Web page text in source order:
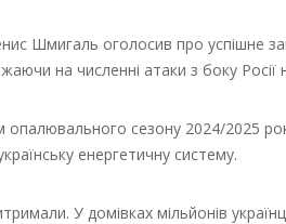
Шмигаль оголосив про успішне
на численні атаки з боку Росії
сезону 2024/2025
енергетичну систему.
У домівках мільйонів